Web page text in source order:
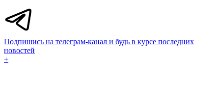
Подпишись на телеграм-канал и будь в курсе последних
новостей
+